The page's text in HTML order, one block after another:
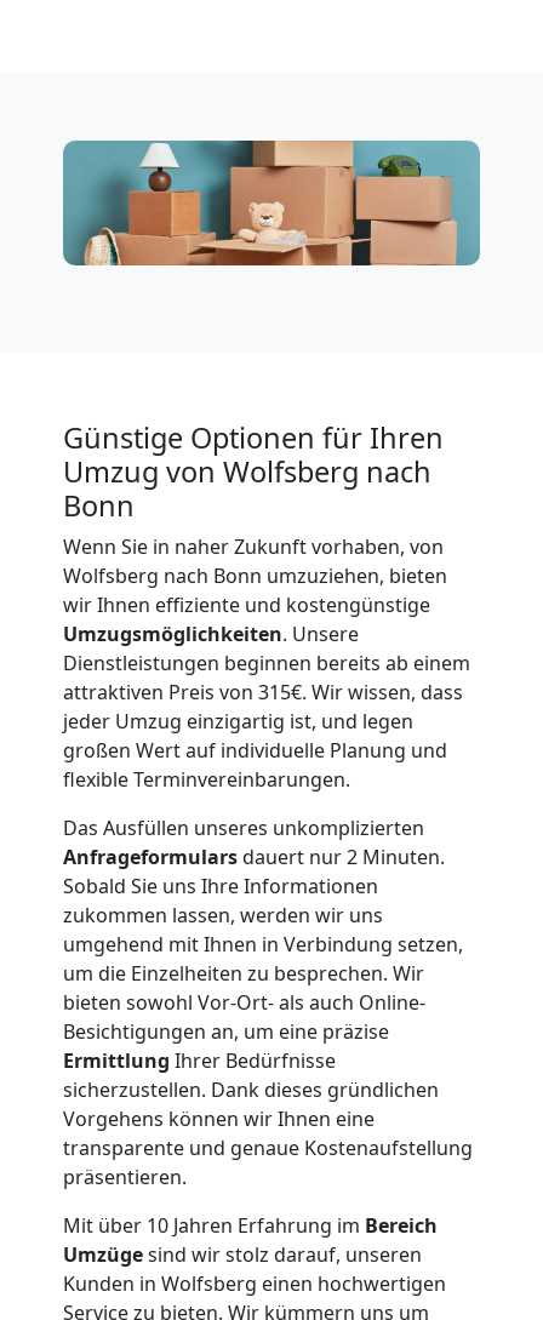
Günstige Optionen für Ihren
Umzug von Wolfsberg nach
Bonn
Wenn Sie in naher Zukunft vorhaben, von
Wolfsberg nach Bonn umzuziehen, bieten
wir Ihnen effiziente und kostengünstige
Umzugsmöglichkeiten. Unsere
Dienstleistungen beginnen bereits ab einem
attraktiven Preis von 315€. Wir wissen, dass
jeder Umzug einzigartig ist, und legen
großen Wert auf individuelle Planung und
flexible Terminvereinbarungen.
Das Ausfüllen unseres unkomplizierten
Anfrageformularsdauert nur 2 Minuten.
Sobald Sie uns Ihre Informationen
zukommen lassen, werden wir uns
umgehend mit Ihnen in Verbindung setzen,
um die Einzelheiten zu besprechen. Wir
bieten sowohl Vor-Ort- als auch Online-
Besichtigungen an, um eine präzise
Ermittlung Ihrer Bedürfnisse
sicherzustellen. Dank dieses gründlichen
Vorgehens können wir Ihnen eine
transparente und genaue Kostenaufstellung
präsentieren.
Mit über 10 Jahren Erfahrung im Bereich
Umzügesind wir stolz darauf, unseren
Kunden in Wolfsberg einen hochwertigen
Service zu bieten. Wir kümmern uns um
Möbeltransport
International
National
Beiladung
International
Internationaler
Umzug
Nationaler
Umzug